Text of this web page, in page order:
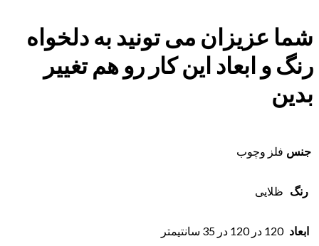
شما عزیزان می تونید به دلخواه
رنگ و ابعاد این کار رو هم تغییر
بدین
جنس فلز وچوب
رنگ ظلایی
ابعاد 120 در 120 در 35 سانتیمتر